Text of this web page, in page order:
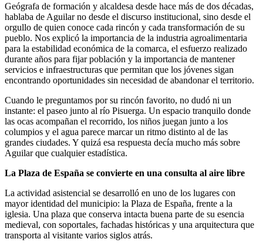
Geógrafa de formación y alcaldesa desde hace más de dos décadas,
hablaba de Aguilar no desde el discurso institucional, sino desde el
orgullo de quien conoce cada rincón y cada transformación de su
pueblo. Nos explicó la importancia de la industria agroalimentaria
para la estabilidad económica de la comarca, el esfuerzo realizado
durante años para fijar población y la importancia de mantener
servicios e infraestructuras que permitan que los jóvenes sigan
encontrando oportunidades sin necesidad de abandonar el territorio.
Cuando le preguntamos por su rincón favorito, no dudó ni un
instante: el paseo junto al río Pisuerga. Un espacio tranquilo donde
las ocas acompañan el recorrido, los niños juegan junto a los
columpios y el agua parece marcar un ritmo distinto al de las
grandes ciudades. Y quizá esa respuesta decía mucho más sobre
Aguilar que cualquier estadística.
La Plaza de España se convierte en una consulta al aire libre
La actividad asistencial se desarrolló en uno de los lugares con
mayor identidad del municipio: la Plaza de España, frente a la
iglesia. Una plaza que conserva intacta buena parte de su esencia
medieval, con soportales, fachadas históricas y una arquitectura que
transporta al visitante varios siglos atrás.